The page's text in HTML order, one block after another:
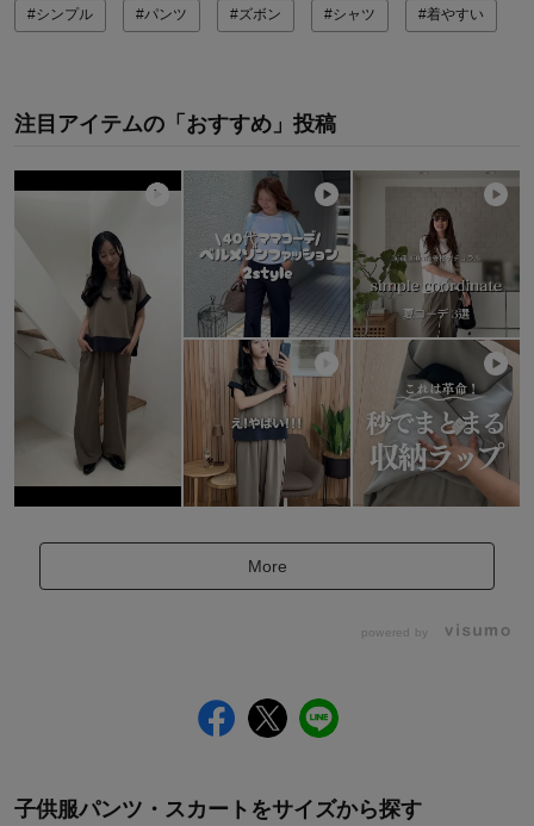
#シンプル #パンツ #ズボン #シャツ #着やすい
注目アイテムの「おすすめ」投稿
More
powered by
子供服パンツ・スカートをサイズから探す